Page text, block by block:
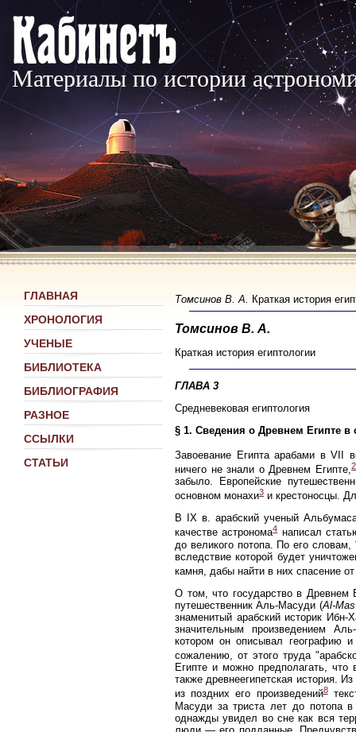
Материалы по истории
ГЛАВНАЯ
ХРОНОЛОГИЯ
УЧЕНЫЕ
БИБЛИОТЕКА
БИБЛИОГРАФИЯ
РАЗНОЕ
ССЫЛКИ
СТАТЬИ
Томсинов В. А. Краткая история
Томсинов В. А.
Краткая история египтологии
ГЛАВА 3
Средневековая египтология
§ 1. Сведения о Древнем Египте в
Завоевание Египта арабами в VII
ничего не знали о Древнем Египте,2
забыло. Европейские
основном монахи3 и крестоносцы.
В IX в. арабский ученый
качестве астронома4написал
до великого потопа. По его
вследствие которой будет
камня, дабы найти в них спасение
О том, что государство в Древнем
путешественник Аль-Масуди (Al-
знаменитый арабский историк Ибн-
значительным произведением
котором он описывал географию
сожалению, от этого труда
Египте и можно предполагать, что
также древнеегипетская история.
из поздних его произведений8
Масуди за триста лет до потопа
однажды увидел во сне как вся